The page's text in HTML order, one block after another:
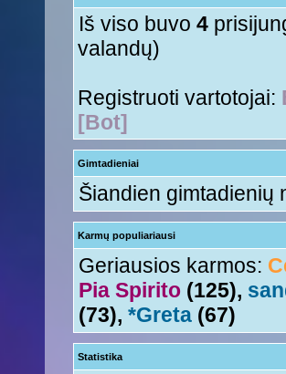
Iš viso buvo 4
valandų)
Registruoti vartotojai:
[Bot]
Gimtadieniai
Šiandien gimtadienių
Karmų populiariausi
Geriausios karmos:
Pia Spirito (125),
(73), *Greta (67)
Statistika